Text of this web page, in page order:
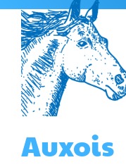
Auxois